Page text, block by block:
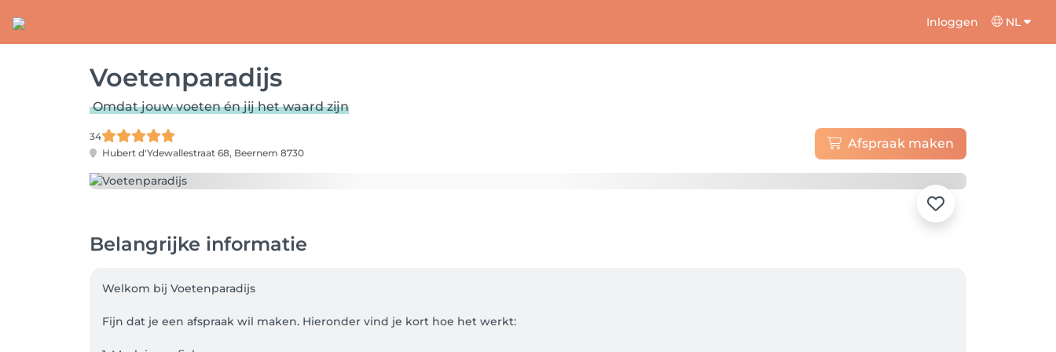
Inloggen NL
Voetenparadijs
Omdat jouw voeten én jij het waard zijn
34
Hubert d'Ydewallestraat 68, Beernem 8730
Afspraak maken
Belangrijke informatie
Welkom bij Voetenparadijs
Fijn dat je een afspraak wil maken. Hieronder vind je kort hoe het werkt: